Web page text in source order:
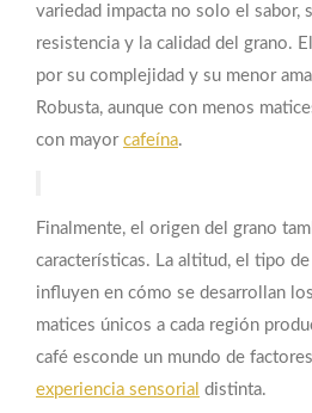
variedad impacta no solo el sabor,
resistencia y la calidad del grano.
por su complejidad y su menor
Robusta, aunque con menos
con mayor cafeína.
Finalmente, el origen del grano
características. La altitud, el tipo
influyen en cómo se desarrollan
matices únicos a cada región
café esconde un mundo de
experiencia sensorial distinta.